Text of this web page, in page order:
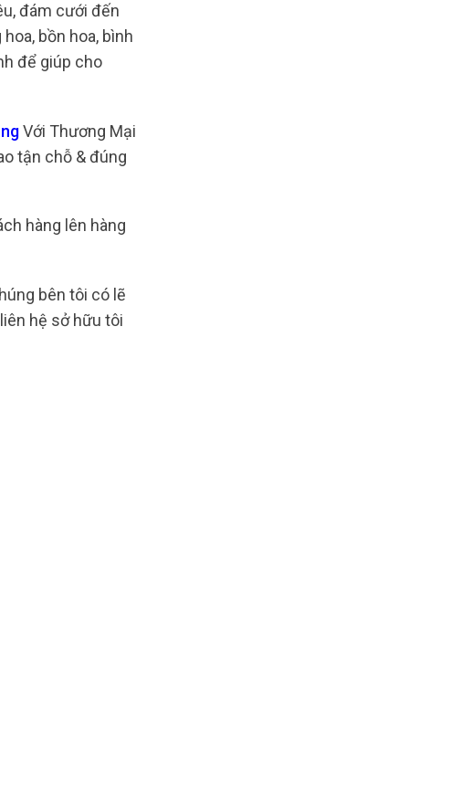
đám cưới đến
bồn hoa, bình
để giúp cho
Với Thương Mại
tận chỗ & đúng
hàng lên hàng
bên tôi có lẽ
hệ sở hữu tôi